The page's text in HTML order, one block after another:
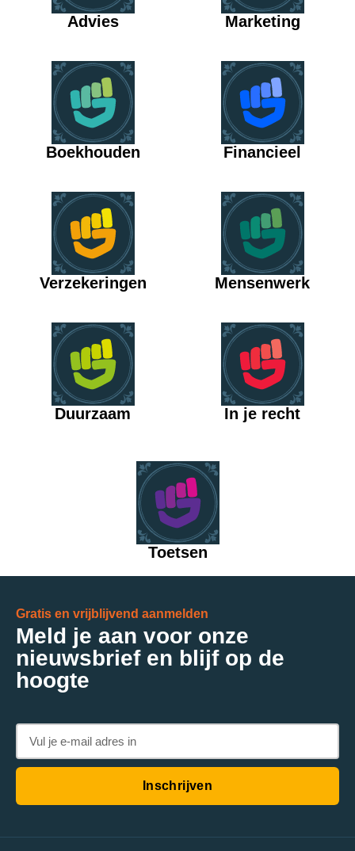
Advies Marketing
Boekhouden Financieel
Verzekeringen Mensenwerk
Duurzaam In je recht
Toetsen
Gratis en vrijblijvend aanmelden
Meld je aan voor onze
nieuwsbrief en blijf op de
hoogte
Inschrijven